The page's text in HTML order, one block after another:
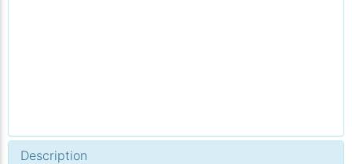
Description